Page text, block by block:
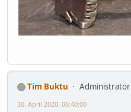
Tim Buktu
Administrator
30. April 2020, 06:40:00